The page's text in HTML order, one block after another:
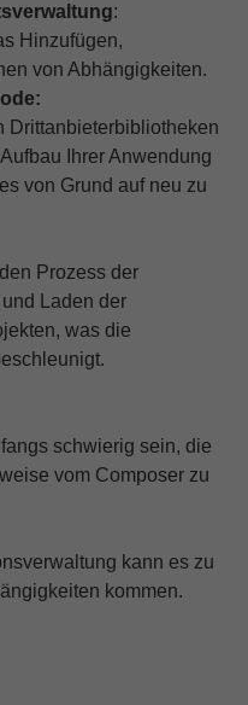
:
Hinzufügen,
von Abhängigkeiten.
Drittanbieterbibliotheken
Ihrer Anwendung
von Grund auf neu zu
Prozess der
Laden der
was die
schwierig sein, die
vom Composer zu
kann es zu
kommen.